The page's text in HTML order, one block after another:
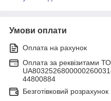
Умови оплати
Оплата на рахунок
Оплата за реквізитами
44800884
Безготівковий розрахунок